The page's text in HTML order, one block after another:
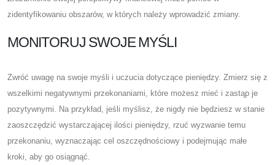
zidentyfikowaniu obszarów, w których należy wprowadzić zmiany.
MONITORUJ SWOJE MYŚLI
Zwróć uwagę na swoje myśli i uczucia dotyczące pieniędzy. Zmierz się z
wszelkimi negatywnymi przekonaniami, które możesz mieć i zastąp je
pozytywnymi. Na przykład, jeśli myślisz, że nigdy nie będziesz w stanie
zaoszczędzić wystarczającej ilości pieniędzy, rzuć wyzwanie temu
przekonaniu, wyznaczając cel oszczędnościowy i podejmując małe
kroki, aby go osiągnąć.